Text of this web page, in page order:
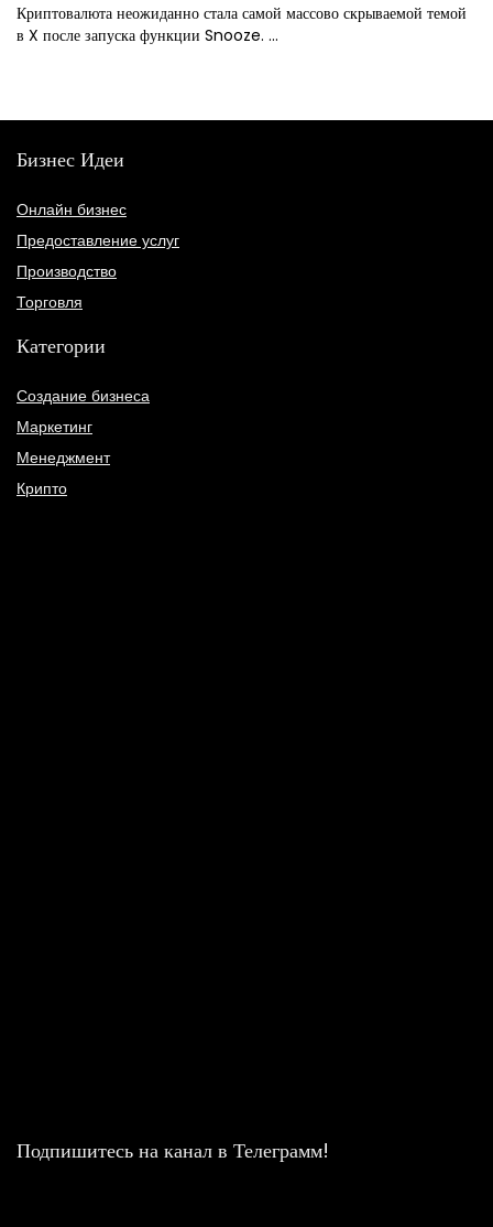
Криптовалюта неожиданно стала самой массово скрываемой темой
в X после запуска функции Snooze. ...
Бизнес Идеи
Онлайн бизнес
Предоставление услуг
Производство
Торговля
Категории
Создание бизнеса
Маркетинг
Менеджмент
Крипто
Подпишитесь на канал в Телеграмм!